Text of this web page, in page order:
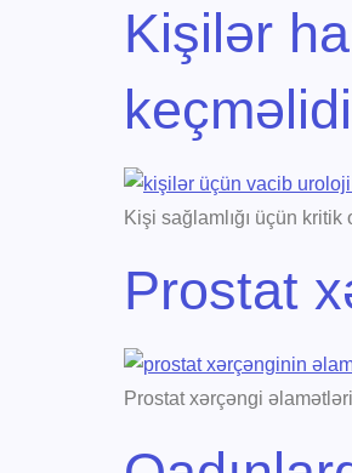
Kişilər
Kişi sağlamlığı üçün
Prostat
Prostat xərçəngi